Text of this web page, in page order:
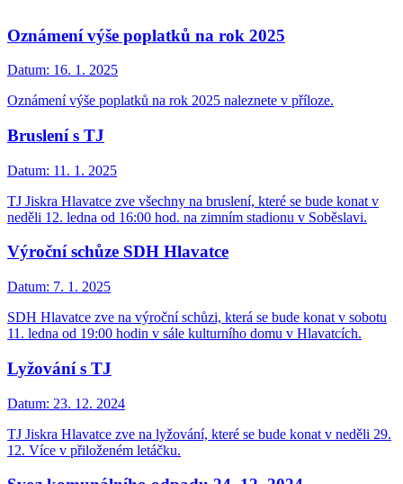
Oznámení výše poplatků na rok 2025
Datum: 16. 1. 2025
Oznámení výše poplatků na rok 2025 naleznete v příloze.
Bruslení s TJ
Datum: 11. 1. 2025
TJ Jiskra Hlavatce zve všechny na bruslení, které se bude konat v
neděli 12. ledna od 16:00 hod. na zimním stadionu v Soběslavi.
Výroční schůze SDH Hlavatce
Datum: 7. 1. 2025
SDH Hlavatce zve na výroční schůzi, která se bude konat v sobotu
11. ledna od 19:00 hodin v sále kulturního domu v Hlavatcích.
Lyžování s TJ
Datum: 23. 12. 2024
TJ Jiskra Hlavatce zve na lyžování, které se bude konat v neděli 29.
12. Více v přiloženém letáčku.